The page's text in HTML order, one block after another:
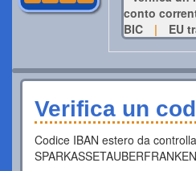
conto
BIC
| EU
Verifica un
Codice IBAN estero da